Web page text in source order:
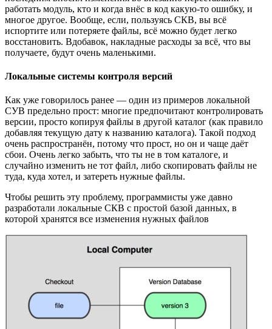
работать модуль, кто и когда внёс в код какую-то ошибку, и
многое другое. Вообще, если, пользуясь СКВ, вы всё
испортите или потеряете файлы, всё можно будет легко
восстановить. Вдобавок, накладные расходы за всё, что вы
получаете, будут очень маленькими.
Локальные системы контроля версий
Как уже говорилось ранее — один из примеров локальной
СУВ предельно прост: многие предпочитают контролировать
версии, просто копируя файлы в другой каталог (как правило
добавляя текущую дату к названию каталога). Такой подход
очень распространён, потому что прост, но он и чаще даёт
сбои. Очень легко забыть, что ты не в том каталоге, и
случайно изменить не тот файл, либо скопировать файлы не
туда, куда хотел, и затереть нужные файлы.
Чтобы решить эту проблему, программисты уже давно
разработали локальные СКВ с простой базой данных, в
которой хранятся все изменения нужных файлов